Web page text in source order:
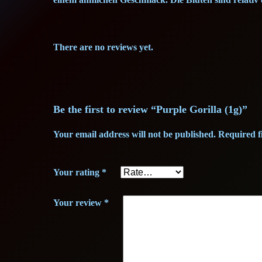
There are no reviews yet.
Be the first to review “Purple Gorilla (1g)”
Your email address will not be published. Required
Your rating*
Your review*